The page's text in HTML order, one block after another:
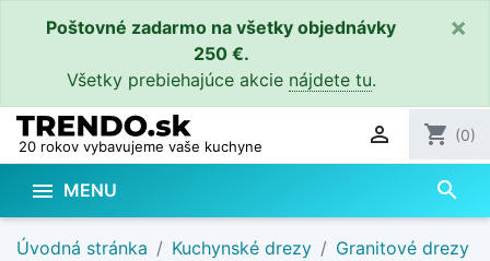
Poštovné zadarmo na všetky objednávky
250 €.
Všetky prebiehajúce akcie nájdete tu.
×
20 rokov vybavujeme vaše kuchyne  shopping_cart (0)
 MENU search
Úvodná stránka Kuchynské drezy
Granitové drezy